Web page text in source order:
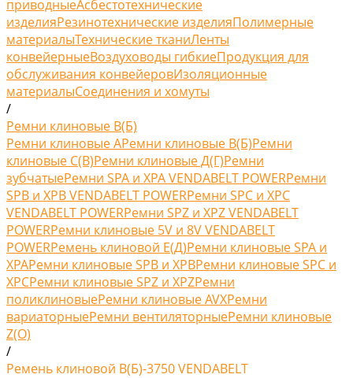
приводныеАсбестотехнические
изделияРезинотехнические изделияПолимерные
материалыТехнические тканиЛенты
конвейерныеВоздуховоды гибкиеПродукция для
обслуживания конвейеровИзоляционные
материалыСоединения и хомуты
/
Ремни клиновые В(Б)
Ремни клиновые AРемни клиновые В(Б)Ремни
клиновые С(B)Ремни клиновые Д(Г)Ремни
зубчатыеРемни SPA и XPA VENDABELT POWERРемни
SPB и XPB VENDABELT POWERРемни SPC и XPC
VENDABELT POWERРемни SPZ и XPZ VENDABELT
POWERРемни клиновые 5V и 8V VENDABELT
POWERРемень клиновой Е(Д)Ремни клиновые SPA и
XPAРемни клиновые SPB и XPBРемни клиновые SPC и
XPCРемни клиновые SPZ и XPZРемни
поликлиновыеРемни клиновые AVXРемни
вариаторныеРемни вентиляторныеРемни клиновые
Z(O)
/
Ремень клиновой В(Б)-3750 VENDABELT